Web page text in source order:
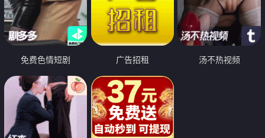
免费色情短剧 广告招租 汤不热视频